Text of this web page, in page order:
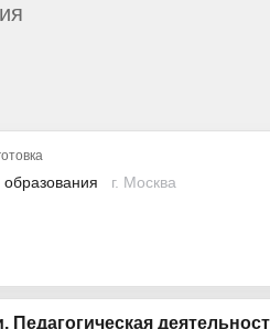
г. Москва
Педагогическая